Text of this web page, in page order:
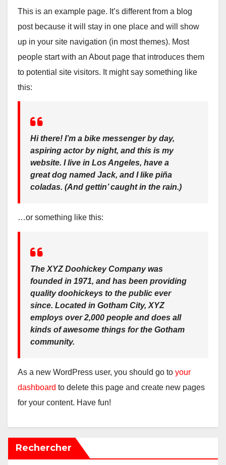
This is an example page. It’s different from a blog
post because it will stay in one place and will show
up in your site navigation (in most themes). Most
people start with an About page that introduces them
to potential site visitors. It might say something like
this:
Hi there! I’m a bike messenger by day,
aspiring actor by night, and this is my
website. I live in Los Angeles, have a
great dog named Jack, and I like piña
coladas. (And gettin’ caught in the rain.)
…or something like this:
The XYZ Doohickey Company was
founded in 1971, and has been providing
quality doohickeys to the public ever
since. Located in Gotham City, XYZ
employs over 2,000 people and does all
kinds of awesome things for the Gotham
community.
As a new WordPress user, you should go to your
dashboard to delete this page and create new pages
for your content. Have fun!
Rechercher